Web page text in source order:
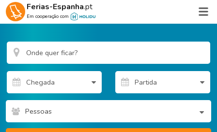
Ferias-Espanha.pt
Em cooperação com
Pessoas